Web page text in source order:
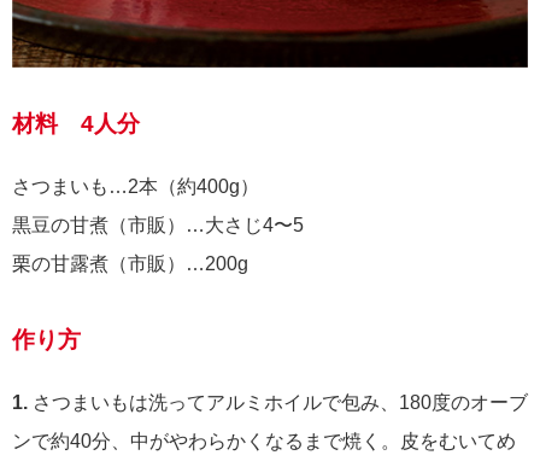
材料 4人分
さつまいも…2本（約400g）
黒豆の甘煮（市販）…大さじ4〜5
栗の甘露煮（市販）…200g
作り方
1. さつまいもは洗ってアルミホイルで包み、180度のオーブ
ンで約40分、中がやわらかくなるまで焼く。皮をむいてめ